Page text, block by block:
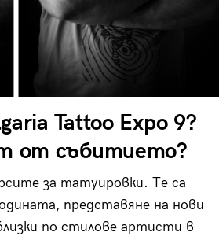
Tattoo Expo 9?
от събитието?
за татуировки. Те са
представяне на нови
по стилове артисти в